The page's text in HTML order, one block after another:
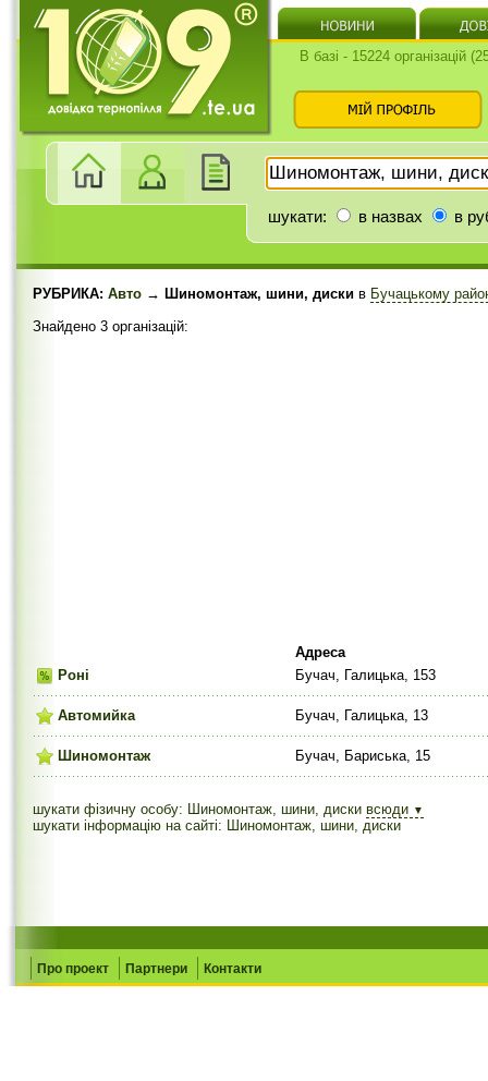
В базі - 15224 організацій
шукати: в назвах в
РУБРИКА: Авто → Шиномонтаж, шини, диски в Бучацькому
Знайдено 3 організацій:
Адреса
Роні
Бучач, Галицька, 153
Автомийка Бучач, Галицька, 13
Шиномонтаж Бучач, Бариська, 15
шукати фізичну особу: Шиномонтаж, шини, диски всюди ▼
шукати інформацію на сайті: Шиномонтаж, шини, диски
Про проект Партнери Контакти